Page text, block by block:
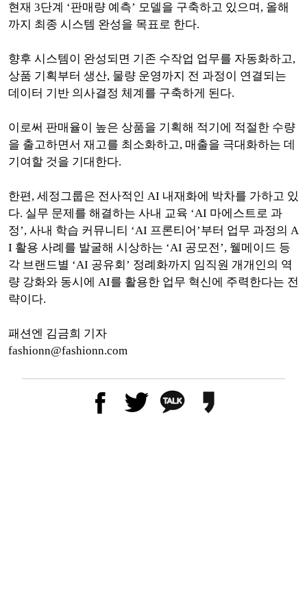
현재 3단계 ‘판매량 예측’ 모델을 구축하고 있으며, 올해
까지 최종 시스템 완성을 목표로 한다.
향후 시스템이 완성되면 기존 수작업 업무를 자동화하고,
상품 기획부터 생산, 물량 운영까지 전 과정이 연결되는
데이터 기반 의사결정 체계를 구축하게 된다.
이로써 판매율이 높은 상품을 기획해 적기에 적절한 수량
을 출고하면서 재고를 최소화하고, 매출을 극대화하는 데
기여할 것을 기대한다.
한편, 세정그룹은 전사적인 AI 내재화에 박차를 가하고 있
다. 실무 문제를 해결하는 사내 교육 ‘AI 마에스트로 과
정’, 사내 학습 커뮤니티 ‘AI 프론티어’부터 업무 과정의 A
I 활용 사례를 발굴해 시상하는 ‘AI 공모전’, 웰메이드 등
각 브랜드별 ‘AI 공유회’ 정례화까지 임직원 개개인의 역
량 강화와 동시에 AI를 활용한 업무 혁신에 주력한다는 전
략이다.
패션엔 김금희 기자
fashionn@fashionn.com